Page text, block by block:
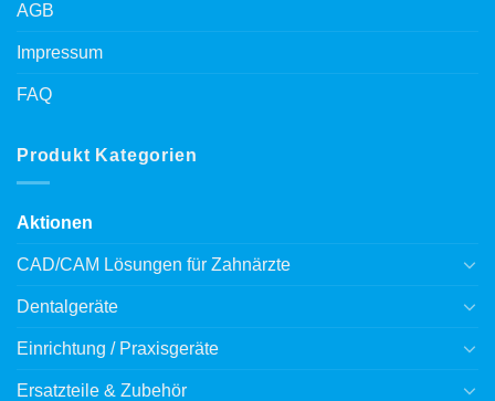
AGB
Impressum
FAQ
Produkt Kategorien
Aktionen
CAD/CAM Lösungen für Zahnärzte
Dentalgeräte
Einrichtung / Praxisgeräte
Ersatzteile & Zubehör